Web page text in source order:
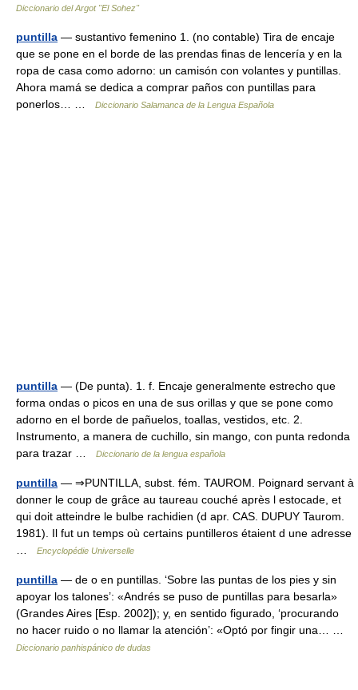
Diccionario del Argot "El Sohez"
puntilla — sustantivo femenino 1. (no contable) Tira de encaje
que se pone en el borde de las prendas finas de lencería y en la
ropa de casa como adorno: un camisón con volantes y puntillas.
Ahora mamá se dedica a comprar paños con puntillas para
ponerlos… …
Diccionario Salamanca de la Lengua Española
puntilla — (De punta). 1. f. Encaje generalmente estrecho que
forma ondas o picos en una de sus orillas y que se pone como
adorno en el borde de pañuelos, toallas, vestidos, etc. 2.
Instrumento, a manera de cuchillo, sin mango, con punta redonda
para trazar …
Diccionario de la lengua española
puntilla — ⇒PUNTILLA, subst. fém. TAUROM. Poignard servant à
donner le coup de grâce au taureau couché après l estocade, et
qui doit atteindre le bulbe rachidien (d apr. CAS. DUPUY Taurom.
1981). Il fut un temps où certains puntilleros étaient d une adresse
Encyclopédie Universelle
puntilla — de o en puntillas. ‘Sobre las puntas de los pies y sin
apoyar los talones’: «Andrés se puso de puntillas para besarla»
(Grandes Aires [Esp. 2002]); y, en sentido figurado, ‘procurando
no hacer ruido o no llamar la atención’: «Optó por fingir una… …
Diccionario panhispánico de dudas